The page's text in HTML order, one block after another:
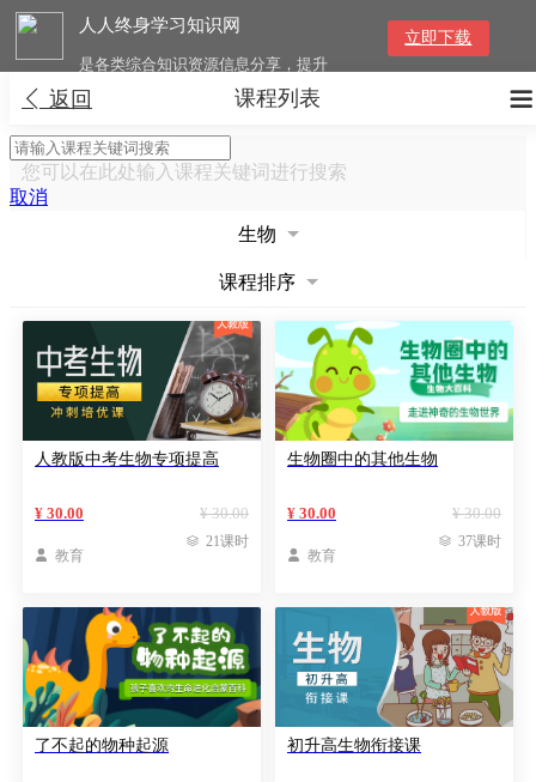
人人终身学习知识网
是各类综合知识资源信息分享，提升
综合素质与提高知识技能的终身学习
网络平台
立即下载
 返回 
课程列表
您可以在此处输入课程关键词进行搜索
取消
生物
课程排序
人教版中考生物专项提高
¥ 30.00
¥ 30.00
 教育
 21课时
生物圈中的其他生物
¥ 30.00
¥ 30.00
 教育
 37课时
了不起的物种起源 初升高生物衔接课